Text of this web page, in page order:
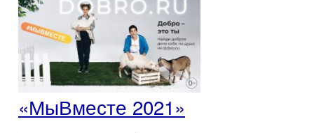
«МыВместе 2021»